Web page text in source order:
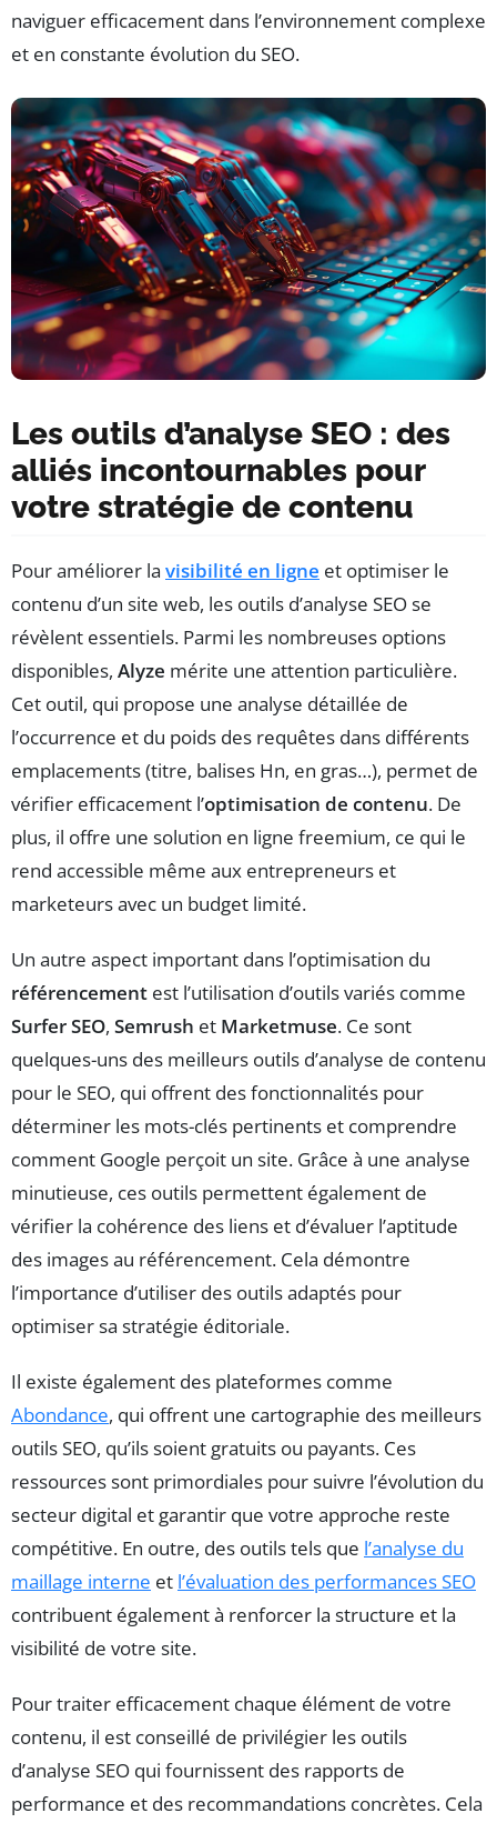
naviguer efficacement dans l’environnement complexe
et en constante évolution du SEO.
Les outils d’analyse SEO : des
alliés incontournables pour
votre stratégie de contenu
Pour améliorer la visibilité en ligne et optimiser le
contenu d’un site web, les outils d’analyse SEO se
révèlent essentiels. Parmi les nombreuses options
disponibles, Alyze mérite une attention particulière.
Cet outil, qui propose une analyse détaillée de
l’occurrence et du poids des requêtes dans différents
emplacements (titre, balises Hn, en gras…), permet de
vérifier efficacement l’optimisation de contenu. De
plus, il offre une solution en ligne freemium, ce qui le
rend accessible même aux entrepreneurs et
marketeurs avec un budget limité.
Un autre aspect important dans l’optimisation du
référencement est l’utilisation d’outils variés comme
Surfer SEO, Semrush et Marketmuse. Ce sont
quelques-uns des meilleurs outils d’analyse de contenu
pour le SEO, qui offrent des fonctionnalités pour
déterminer les mots-clés pertinents et comprendre
comment Google perçoit un site. Grâce à une analyse
minutieuse, ces outils permettent également de
vérifier la cohérence des liens et d’évaluer l’aptitude
des images au référencement. Cela démontre
l’importance d’utiliser des outils adaptés pour
optimiser sa stratégie éditoriale.
Il existe également des plateformes comme
Abondance, qui offrent une cartographie des meilleurs
outils SEO, qu’ils soient gratuits ou payants. Ces
ressources sont primordiales pour suivre l’évolution du
secteur digital et garantir que votre approche reste
compétitive. En outre, des outils tels que l’analyse du
maillage interne et l’évaluation des performances SEO
contribuent également à renforcer la structure et la
visibilité de votre site.
Pour traiter efficacement chaque élément de votre
contenu, il est conseillé de privilégier les outils
d’analyse SEO qui fournissent des rapports de
performance et des recommandations concrètes. Cela